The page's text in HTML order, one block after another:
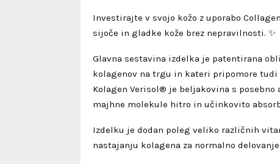
Investirajte v svojo kožo z uporabo
sijoče in gladke kože brez nepravilnosti. ✨
Glavna sestavina izdelka je patentirana
kolagenov na trgu in kateri pripomore
Kolagen Verisol® je beljakovina s
majhne molekule hitro in učinkovito
Izdelku je dodan poleg veliko različnih
nastajanju kolagena za normalno delovanje